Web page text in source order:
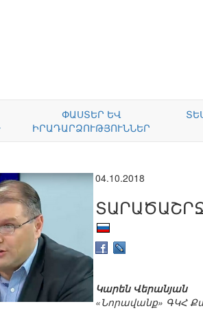
ՓԱՍՏԵՐ ԵՎ
ԻՐԱԴԱՐՁՈՒԹՅՈՒՆՆԵՐ
04.10.2018
Կարեն Վերանյան
«Նորավանք» ԳԿՀ